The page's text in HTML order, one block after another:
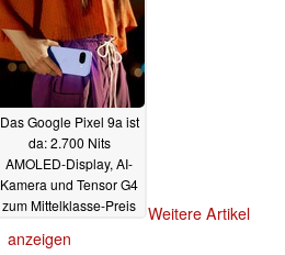
Das Google Pixel 9a ist
da: 2.700 Nits
AMOLED-Display, AI-
Kamera und Tensor G4
zum Mittelklasse-Preis
Weitere Artikel
anzeigen